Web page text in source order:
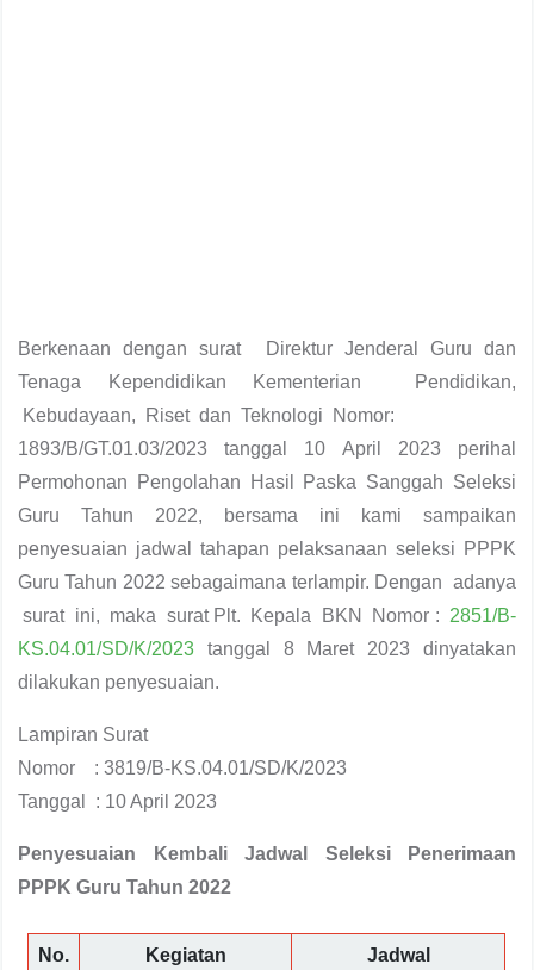
Berkenaan dengan surat Direktur Jenderal Guru dan
Tenaga Kependidikan Kementerian Pendidikan,
Kebudayaan, Riset dan Teknologi Nomor:
1893/B/GT.01.03/2023 tanggal 10 April 2023 perihal
Permohonan Pengolahan Hasil Paska Sanggah Seleksi
Guru Tahun 2022, bersama ini kami sampaikan
penyesuaian jadwal tahapan pelaksanaan seleksi PPPK
Guru Tahun 2022 sebagaimana terlampir. Dengan adanya
surat ini, maka surat Plt. Kepala BKN Nomor : 2851/B-
KS.04.01/SD/K/2023 tanggal 8 Maret 2023 dinyatakan
dilakukan penyesuaian.
Lampiran Surat
Nomor : 3819/B-KS.04.01/SD/K/2023
Tanggal : 10 April 2023
Penyesuaian Kembali Jadwal Seleksi Penerimaan
PPPK Guru Tahun 2022
No. Kegiatan Jadwal